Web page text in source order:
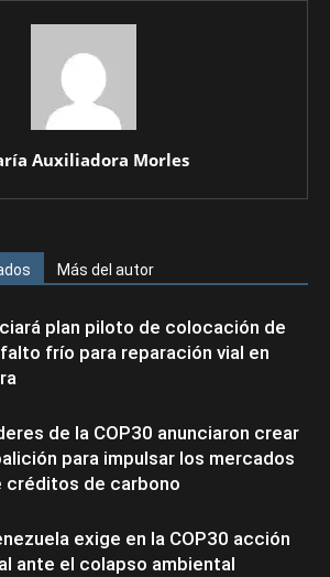
Auxiliadora Morles
Más del autor
plan piloto de colocación de
frío para reparación vial en
de la COP30 anunciaron crear
para impulsar los mercados
créditos de carbono
exige en la COP30 acción
ante el colapso ambiental